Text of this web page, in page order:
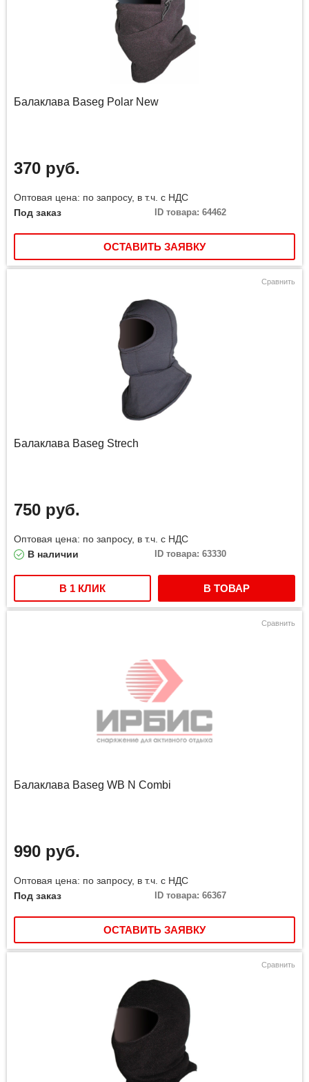
Балаклава Baseg Polar New
370 руб.
Оптовая цена: по запросу, в т.ч. с НДС
Под заказ
ID товара: 64462
ОСТАВИТЬ ЗАЯВКУ
Сравнить
Балаклава Baseg Strech
750 руб.
Оптовая цена: по запросу, в т.ч. с НДС
В наличии
ID товара: 63330
В 1 КЛИК В ТОВАР
Сравнить
Балаклава Baseg WB N Combi
990 руб.
Оптовая цена: по запросу, в т.ч. с НДС
Под заказ
ID товара: 66367
ОСТАВИТЬ ЗАЯВКУ
Сравнить